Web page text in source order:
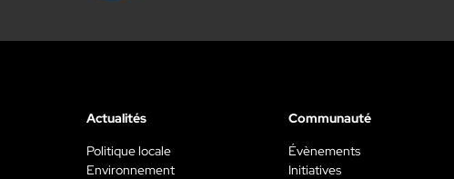
Actualités
Politique locale
Environnement
Communauté
Évènements
Initiatives